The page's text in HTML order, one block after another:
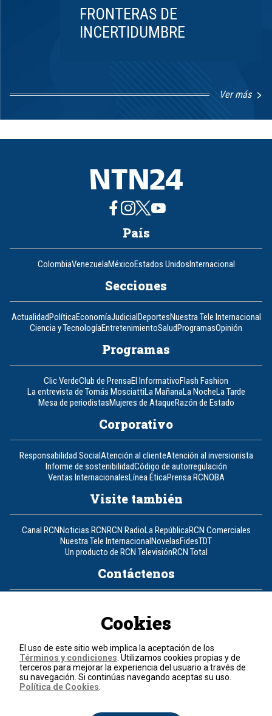
FRONTERAS DE
INCERTIDUMBRE
Ver más
1
8
País
ColombiaVenezuelaMéxicoEstados UnidosInternacional
Secciones
ActualidadPolíticaEconomíaJudicialDeportesNuestra Tele Internacional
Ciencia y TecnologíaEntretenimientoSaludProgramasOpinión
Programas
Clic VerdeClub de PrensaEl InformativoFlash Fashion
La entrevista de Tomás MosciattiLa MañanaLa NocheLa Tarde
Mesa de periodistasMujeres de AtaqueRazón de Estado
Corporativo
Responsabilidad SocialAtención al clienteAtención al inversionista
Informe de sostenibilidadCódigo de autorregulación
Ventas InternacionalesLínea ÉticaPrensa RCNOBA
Visite también
Canal RCNNoticias RCNRCN RadioLa RepúblicaRCN Comerciales
Nuestra Tele InternacionalNovelasFidesTDT
Un producto de RCN TelevisiónRCN Total
Contáctenos
Política de cookies
Términos y condiciones
© 2026, RCN Medios.
Todos los derechos reservados.
Cookies
El uso de este sitio web implica la aceptación de los
Términos y condiciones . Utilizamos cookies propias y de
terceros para mejorar la experiencia del usuario a través de
su navegación. Si continúas navegando aceptas su uso.
Política de Cookies